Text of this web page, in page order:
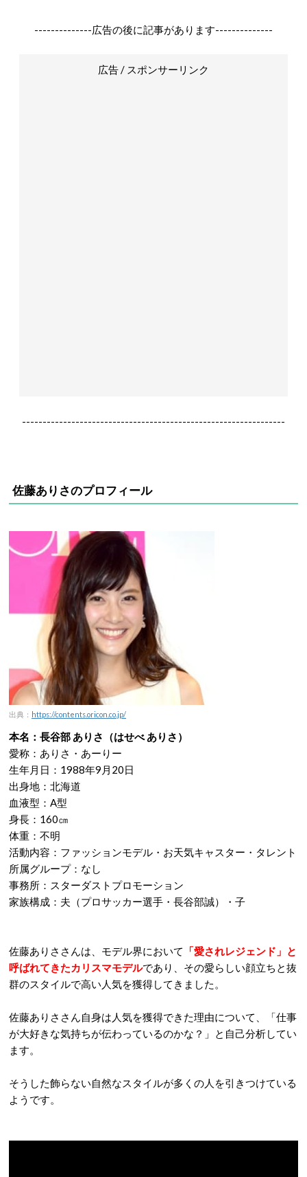
--------------広告の後に記事があります--------------
広告 / スポンサーリンク
----------------------------------------------------------------
佐藤ありさのプロフィール
出典： https://contents.oricon.co.jp/
本名：長谷部 ありさ（はせべ ありさ）
愛称：ありさ・あーりー
生年月日：1988年9月20日
出身地：北海道
血液型：A型
身長：160㎝
体重：不明
活動内容：ファッションモデル・お天気キャスター・タレント
所属グループ：なし
事務所：スターダストプロモーション
家族構成：夫（プロサッカー選手・長谷部誠）・子
佐藤ありささんは、モデル界において
「愛されレジェンド」と
呼ばれてきたカリスマモデルであり、その愛らしい顔立ちと抜
群のスタイルで高い人気を獲得してきました。
佐藤ありささん自身は人気を獲得できた理由について、「仕事
が大好きな気持ちが伝わっているのかな？」と自己分析してい
ます。
そうした飾らない自然なスタイルが多くの人を引きつけている
ようです。